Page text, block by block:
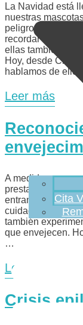
Cita
La Navidad está
nuestras
peligros. Mientras
recordar algunos
ellas también
Hoy, desde
hablamos de
Leer más
A medida que
prestar atención
entrando en una
cuidados
también
que envejecen.
…
Leer más
Crisis